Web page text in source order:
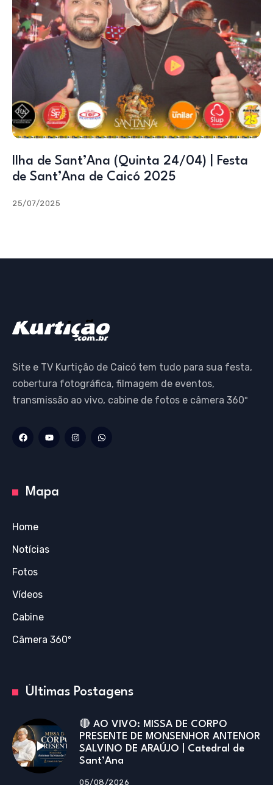
Ilha de Sant’Ana (Quinta 24/04) | Festa
de Sant’Ana de Caicó 2025
25/07/2025
Site e TV Kurtição de Caicó tem tudo para sua festa,
cobertura fotográfica, filmagem de eventos,
transmissão ao vivo, cabine de fotos e câmera 360º
Mapa
Home
Notícias
Fotos
Vídeos
Cabine
Câmera 360º
Últimas Postagens
🔴 AO VIVO: MISSA DE CORPO
PRESENTE DE MONSENHOR ANTENOR
SALVINO DE ARAÚJO | Catedral de
Sant’Ana
05/08/2026